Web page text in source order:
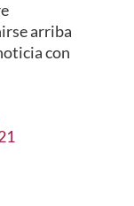
arriba
con